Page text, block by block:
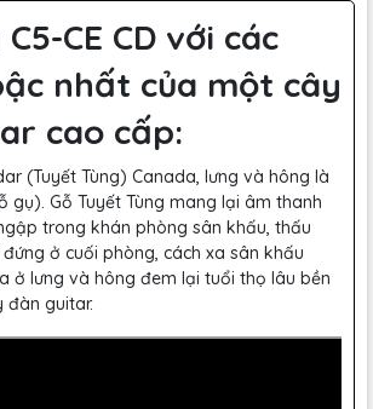
CE CD với các
nhất của một cây
cao cấp:
(Tuyết Tùng) Canada, lưng và hông là
gụ). Gỗ Tuyết Tùng mang lại âm thanh
trong khán phòng sân khấu, thấu
ở cuối phòng, cách xa sân khấu
ở lưng và hông đem lại tuổi thọ lâu bền
đàn guitar.